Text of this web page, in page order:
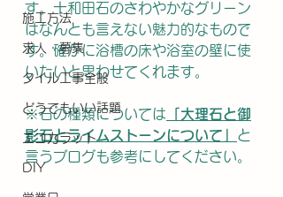
施工方法
求人・募集
タイル工事全般
どうでもいい話題
エコカラット
DIY
す。十和田石のさわやかなグリーン
はなんとも言えない魅力的なもので
す。確かに浴槽の床や浴室の壁に使
いたいと思わせてくれます。
※石の種類については
大理石と御
影石とライムストーンについて」 と
言うブログも参考にしてください。